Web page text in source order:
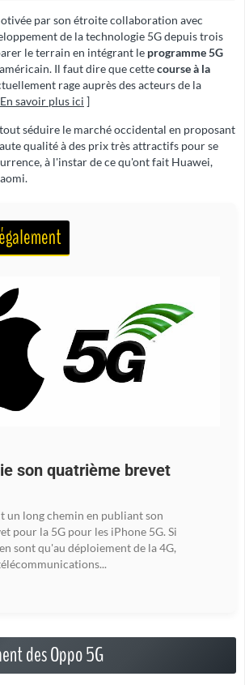
par son étroite collaboration avec
de la technologie 5G depuis trois
le terrain en intégrant le programme 5G
Il faut dire que cettecourse à la
rage auprès des acteurs de la
En savoir plus ici ]
séduire le marché occidental en proposant
qualité à des prix très attractifs pour se
à l'instar de ce qu'ont fait Huawei,
son quatrième brevet
un long chemin en publiant son
pour la 5G pour les iPhone 5G. Si
sont qu'au déploiement de la 4G,
des Oppo 5G